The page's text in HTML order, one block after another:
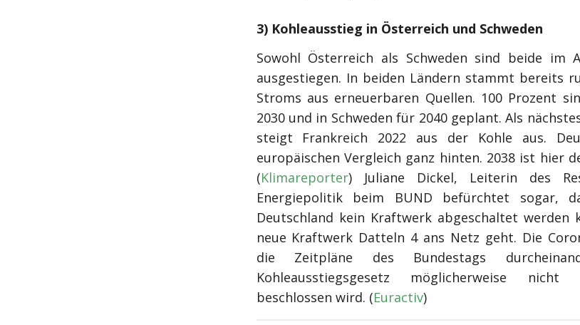
3) Kohleausstieg in Österreich und Schweden
Sowohl Österreich als Schweden sind beide im
ausgestiegen. In beiden Ländern stammt bereits
Stroms aus erneuerbaren Quellen. 100 Prozent
2030 und in Schweden für 2040 geplant. Als
steigt Frankreich 2022 aus der Kohle aus.
europäischen Vergleich ganz hinten. 2038 ist hier
(Klimareporter) Juliane Dickel, Leiterin des
Energiepolitik beim BUND befürchtet sogar,
Deutschland kein Kraftwerk abgeschaltet werden
neue Kraftwerk Datteln 4 ans Netz geht. Die
die Zeitpläne des Bundestags
Kohleausstiegsgesetz möglicherweise
beschlossen wird. (Euractiv)